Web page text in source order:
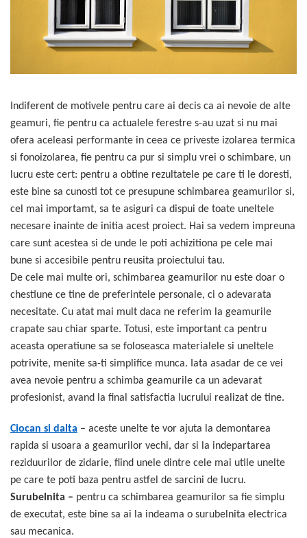
debitoare metal
Pistoale aer cald si truse de lipit
Pistoale de vopsit electrice
Rindele electrice
Rotopercutoare si demolatoare
Scule multifunctionale si masini de
frezat
Slefuitoare
Taietoare de beton
Discuri abrazive
Discuri cu vidia
Discuri diamantate
Lame pendulare si panze
Perii sarma
Seturi si accesorii pentru gaurit,
insurubat si amestecat
Prese, extractoare si scripeti
Scule auto
Surubelnite si truse surubelnite
Truse unelte si scule
Unelte de vopsit, tencuit, gletuit
Fierastraie cu lant
Foarfeci si fierastraie
Lampi solare si Proiectoare
Lanterne si becuri
Motoburghie, Motosape si
Atomizoare
Playere si Boxe portabile
Pompe apa si accesorii pentru
irigat si stropit
Solutii de Curatare si Intretinere
Topoare
Indiferent de motivele pentru care ai decis ca ai nevoie de alte
geamuri, fie pentru ca actualele ferestre s-au uzat si nu mai
ofera aceleasi performante in ceea ce priveste izolarea termica
si fonoizolarea, fie pentru ca pur si simplu vrei o schimbare, un
lucru este cert: pentru a obtine rezultatele pe care ti le doresti,
este bine sa cunosti tot ce presupune schimbarea geamurilor si,
cel mai importamt, sa te asiguri ca dispui de toate uneltele
necesare inainte de initia acest proiect. Hai sa vedem impreuna
care sunt acestea si de unde le poti achizitiona pe cele mai
bune si accesibile pentru reusita proiectului tau.
De cele mai multe ori, schimbarea geamurilor nu este doar o
chestiune ce tine de preferintele personale, ci o adevarata
necesitate. Cu atat mai mult daca ne referim la geamurile
crapate sau chiar sparte. Totusi, este important ca pentru
aceasta operatiune sa se foloseasca materialele si uneltele
potrivite, menite sa-ti simplifice munca. Iata asadar de ce vei
avea nevoie pentru a schimba geamurile ca un adevarat
profesionist, avand la final satisfactia lucrului realizat de tine.
Ciocan si dalta – aceste unelte te vor ajuta la demontarea
rapida si usoara a geamurilor vechi, dar si la indepartarea
reziduurilor de zidarie, fiind unele dintre cele mai utile unelte
pe care te poti baza pentru astfel de sarcini de lucru.
Surubelnita – pentru ca schimbarea geamurilor sa fie simplu
de executat, este bine sa ai la indeama o surubelnita electrica
sau mecanica.